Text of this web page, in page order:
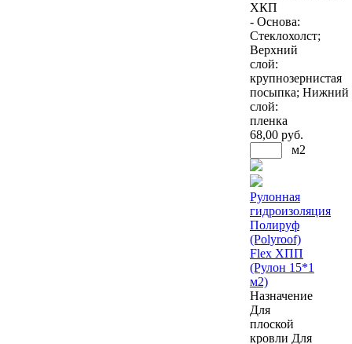
ХКП
- Основа:
Стеклохолст;
Верхний
слой:
крупнозернистая
посыпка; Нижний
слой:
пленка
68,00 руб.
м2
Рулонная
гидроизоляция
Полируф
(Polyroof)
Flex ХПП
(Рулон 15*1
м2)
Назначение
Для
плоской
кровли Для